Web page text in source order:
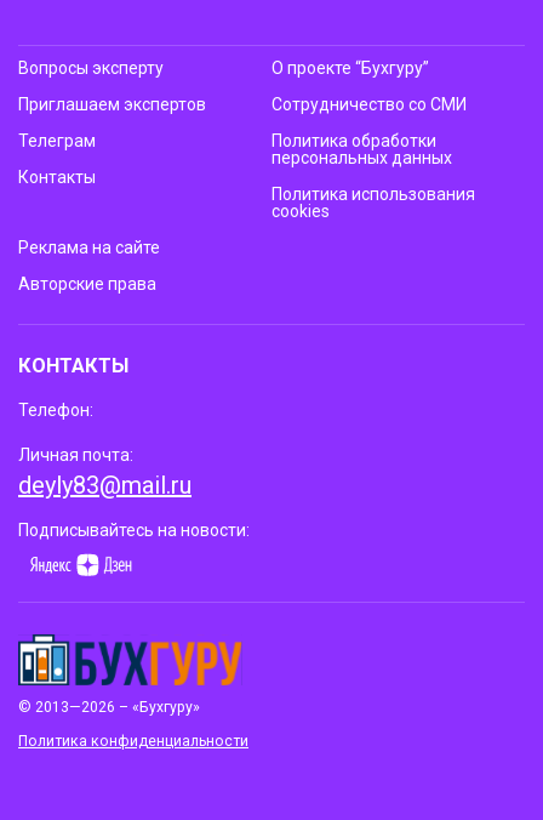
© 2013—2026 – «Бухгуру»
Политика конфиденциальности
Вопросы эксперту
Приглашаем экспертов
Телеграм
Контакты
О проекте “Бухгуру”
Сотрудничество со СМИ
Политика обработки
персональных данных
Политика использования
cookies
Реклама на сайте
Авторские права
КОНТАКТЫ
Телефон:
Личная почта:
deyly83@mail.ru
Подписывайтесь на новости: